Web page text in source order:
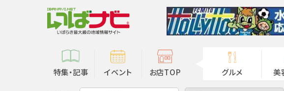
特集・記事 イベント お店TOP グルメ 美